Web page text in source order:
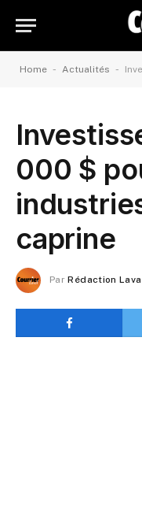
Home - Actualités -
000 $
caprine
Par Rédaction